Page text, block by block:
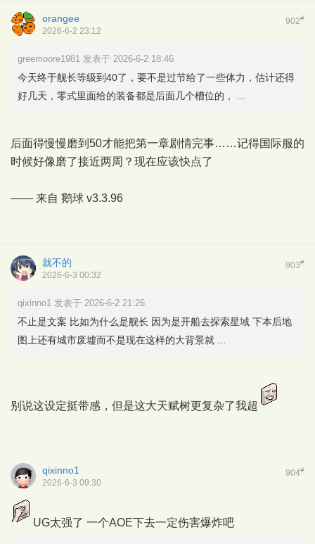
902#
orangee
2026-6-2 23:12
greemoore1981 发表于 2026-6-2 18:46
今天终于舰长等级到40了，要不是过节给了一些体力，估计还得
好几天，零式里面给的装备都是后面几个槽位的， ...
后面得慢慢磨到50才能把第一章剧情完事……记得国际服的
时候好像磨了接近两周？现在应该快点了
—— 来自 鹅球 v3.3.96
903#
就不的
2026-6-3 00:32
qixinno1 发表于 2026-6-2 21:26
不止是文案 比如为什么是舰长 因为是开船去探索星域 下本后地
图上还有城市废墟而不是现在这样的大背景就 ...
别说这设定挺带感，但是这大天赋树更复杂了我超
904#
qixinno1
2026-6-3 09:30
UG太强了 一个AOE下去一定伤害爆炸吧